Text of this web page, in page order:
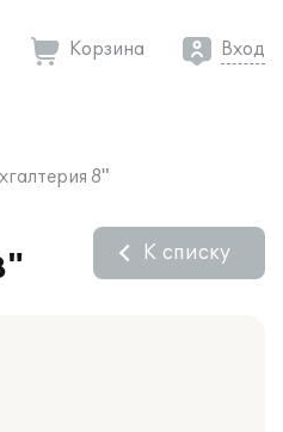
Корзина Вход
8"
К списку